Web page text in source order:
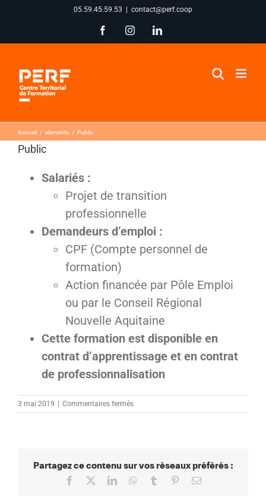
contenu
05.59.45.59.53 contact@perf.coop
FacebookInstagramLinkedIn
Accueil elements Public
Public
Salariés :
Projet de transition
professionnelle
Demandeurs d’emploi :
CPF (Compte personnel de
formation)
Action financée par Pôle Emploi
ou par le Conseil Régional
Nouvelle Aquitaine
Cette formation est disponible en
contrat d’apprentissage et en contrat
de professionnalisation
3 mai 2019 Commentaires ferméssur
Public
Partagez ce contenu sur vos réseaux préférés :
Facebook LinkedInWhatsApp
Tumblr PinterestEmail